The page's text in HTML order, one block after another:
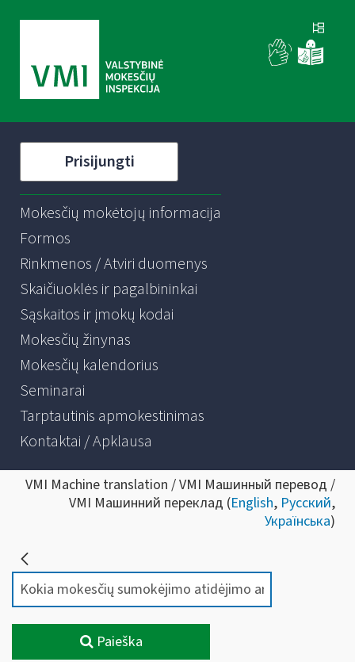
Prisijungti
Mokesčių mokėtojų informacija
Formos
Rinkmenos / Atviri duomenys
Skaičiuoklės ir pagalbininkai
Sąskaitos ir įmokų kodai
Mokesčių žinynas
Mokesčių kalendorius
Seminarai
Tarptautinis apmokestinimas
Kontaktai / Apklausa
VMI Machine translation / VMI Машинный перевод /
VMI Машинний переклад (English, Русский,
Українська)
Paieška